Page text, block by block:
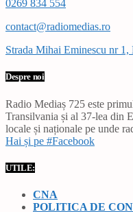
0269 834 554
contact@radiomedias.ro
Strada Mihai Eminescu nr 1,
Despre noi
Radio Mediaș 725 este
Transilvania și al 37-lea din
locale și naționale pe unde
Hai și pe #Facebook
UTILE:
CNA
POLITICA DE